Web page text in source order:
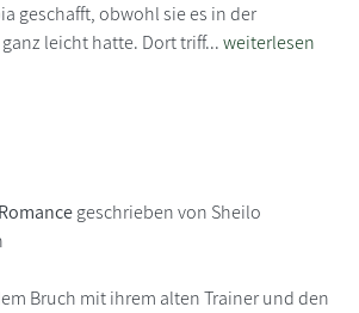
geschafft, obwohl sie es in der
leicht hatte. Dort triff...weiterlesen
geschrieben von Sheilo
Bruch mit ihrem alten Trainer und den